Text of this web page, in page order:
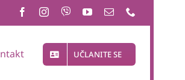
UČLANITE SE